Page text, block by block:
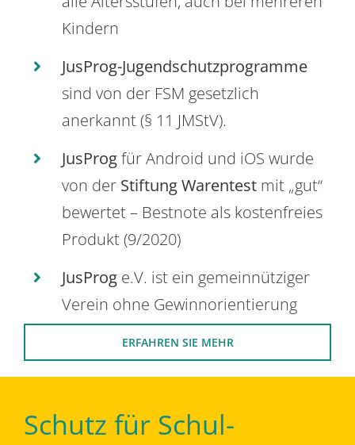
Kindern
JusProg-Jugendschutzprogramme
sind von der FSM gesetzlich
anerkannt (§ 11 JMStV).
JusProgfür Android und iOS wurde
von der Stiftung Warentest mit „gut“
bewertet – Bestnote als kostenfreies
Produkt (9/2020)
JusProg e.V. ist ein gemeinnütziger
Verein ohne Gewinnorientierung
ERFAHREN SIE MEHR
Schutz für Schul-